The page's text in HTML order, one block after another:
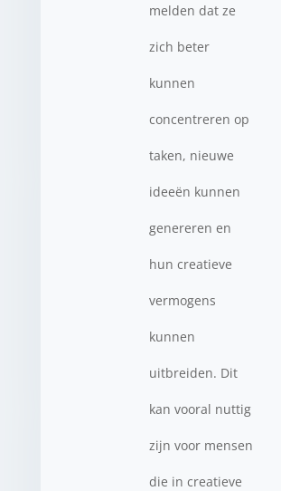
melden dat ze
zich beter
kunnen
concentreren op
taken, nieuwe
ideeën kunnen
genereren en
hun creatieve
vermogens
kunnen
uitbreiden. Dit
kan vooral nuttig
zijn voor mensen
die in creatieve